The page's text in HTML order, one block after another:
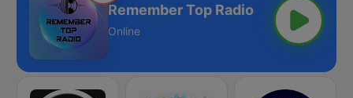
Remember Top Radio
Online